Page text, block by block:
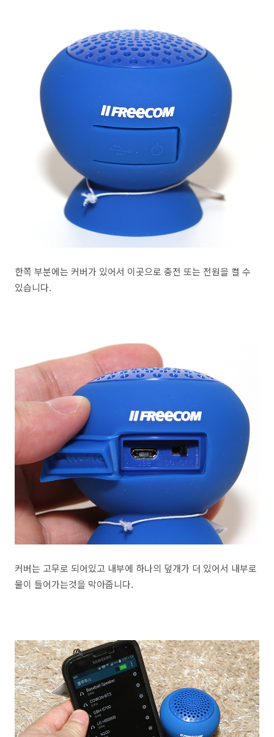
한쪽 부분에는 커버가 있어서 이곳으로 충전 또는 전원을 켤 수
있습니다.
커버는 고무로 되어있고 내부에 하나의 덮개가 더 있어서 내부로
물이 들어가는것을 막아줍니다.